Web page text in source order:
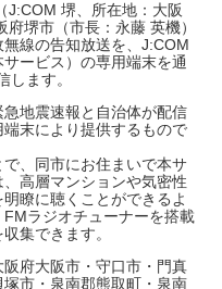
J:COM 堺、所在地：大阪
堺市（市長：永藤 英機）
線の告知放送を、J:COM
ービス）の専用端末を通
します。
地震速報と自治体が配信
末により提供するもので
、同市にお住まいで本サ
高層マンションや気密性
瞭に聴くことができるよ
ラジオチューナーを搭載
集できます。
府大阪市・守口市・門真
市・泉南郡熊取町・泉南